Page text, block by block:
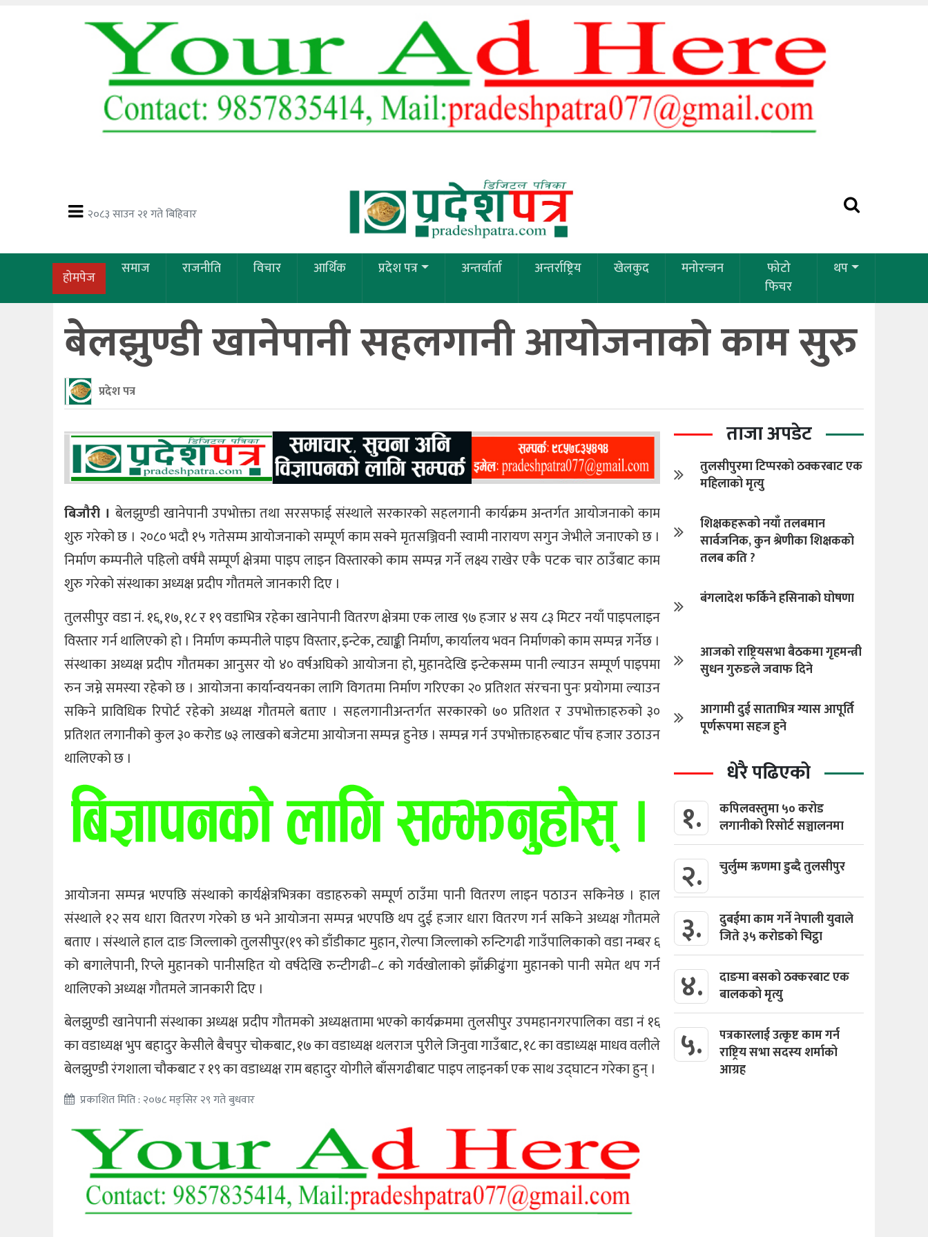
२०८३ साउन २१ गते बिहिवार
होमपेज समाज राजनीति विचार आर्थिक प्रदेश पत्र अन्तर्वार्ता अन्तर्राष्ट्रिय खेलकुद मनोरन्जन
फोटो
फिचर
थप
बेलझुण्डी खानेपानी सहलगानी आयोजनाको काम सुरु
प्रदेश पत्र
बिजौरी । बेलझुण्डी खानेपानी उपभोक्ता तथा सरसफाई संस्थाले सरकारको सहलगानी कार्यक्रम अन्तर्गत आयोजनाको काम
शुरु गरेको छ । २०८० भदौ १५ गतेसम्म आयोजनाको सम्पूर्ण काम सक्ने मृतसञ्जिवनी स्वामी नारायण सगुन जेभीले जनाएको छ ।
निर्माण कम्पनीले पहिलो वर्षमै सम्पूर्ण क्षेत्रमा पाइप लाइन विस्तारको काम सम्पन्न गर्ने लक्ष्य राखेर एकै पटक चार ठाउँबाट काम
शुरु गरेको संस्थाका अध्यक्ष प्रदीप गौतमले जानकारी दिए ।
तुलसीपुर वडा नं. १६, १७, १८ र १९ वडाभित्र रहेका खानेपानी वितरण क्षेत्रमा एक लाख ९७ हजार ४ सय ८३ मिटर नयाँ पाइपलाइन
विस्तार गर्न थालिएको हो । निर्माण कम्पनीले पाइप विस्तार, इन्टेक, ट्याङ्की निर्माण, कार्यालय भवन निर्माणको काम सम्पन्न गर्नेछ ।
संस्थाका अध्यक्ष प्रदीप गौतमका आनुसर यो ४० वर्षअघिको आयोजना हो, मुहानदेखि इन्टेकसम्म पानी ल्याउन सम्पूर्ण पाइपमा
रुन जम्ने समस्या रहेको छ । आयोजना कार्यान्वयनका लागि विगतमा निर्माण गरिएका २० प्रतिशत संरचना पुनः प्रयोगमा ल्याउन
सकिने प्राविधिक रिपोर्ट रहेको अध्यक्ष गौतमले बताए । सहलगानीअन्तर्गत सरकारको ७० प्रतिशत र उपभोक्ताहरुको ३०
प्रतिशत लगानीको कुल ३० करोड ७३ लाखको बजेटमा आयोजना सम्पन्न हुनेछ । सम्पन्न गर्न उपभोक्ताहरुबाट पाँच हजार उठाउन
थालिएको छ ।
आयोजना सम्पन्न भएपछि संस्थाको कार्यक्षेत्रभित्रका वडाहरुको सम्पूर्ण ठाउँमा पानी वितरण लाइन पठाउन सकिनेछ । हाल
संस्थाले १२ सय धारा वितरण गरेको छ भने आयोजना सम्पन्न भएपछि थप दुई हजार धारा वितरण गर्न सकिने अध्यक्ष गौतमले
बताए । संस्थाले हाल दाङ जिल्लाको तुलसीपुर(१९ को डाँडीकाट मुहान, रोल्पा जिल्लाको रुन्टिगढी गाउँपालिकाको वडा नम्बर ६
को बगालेपानी, रिप्ले मुहानको पानीसहित यो वर्षदेखि रुन्टीगढी–८ को गर्वखोलाको झाँक्रीढुंगा मुहानको पानी समेत थप गर्न
थालिएको अध्यक्ष गौतमले जानकारी दिए ।
बेलझुण्डी खानेपानी संस्थाका अध्यक्ष प्रदीप गौतमको अध्यक्षतामा भएको कार्यक्रममा तुलसीपुर उपमहानगरपालिका वडा नं १६
का वडाध्यक्ष भुप बहादुर केसीले बैचपुर चोकबाट, १७ का वडाध्यक्ष थलराज पुरीले जिनुवा गाउँबाट, १८ का वडाध्यक्ष माधव वलीले
बेलझुण्डी रंगशाला चौकबाट र १९ का वडाध्यक्ष राम बहादुर योगीले बाँसगढीबाट पाइप लाइनर्का एक साथ उद्घाटन गरेका हुन् ।
प्रकाशित मिति : २०७८ मङ्सिर २९ गते बुधवार
ताजा अपडेट
तुलसीपुरमा टिप्परको ठक्करबाट एक
महिलाको मृत्यु
शिक्षकहरूको नयाँ तलबमान
सार्वजनिक, कुन श्रेणीका शिक्षकको
तलब कति ?
बंगलादेश फर्किने हसिनाको घोषणा
आजको राष्ट्रियसभा बैठकमा गृहमन्त्री
सुधन गुरुङले जवाफ दिने
आगामी दुई साताभित्र ग्यास आपूर्ति
पूर्णरूपमा सहज हुने
धेरै पढिएको
१.
कपिलवस्तुमा ५० करोड
लगानीको रिसोर्ट सञ्चालनमा
२. चुर्लुम्म ऋणमा डुब्दै तुलसीपुर
३.
दुबईमा काम गर्ने नेपाली युवाले
जिते ३५ करोडको चिट्ठा
४.
दाङमा बसको ठक्करबाट एक
बालकको मृत्यु
५.
पत्रकारलाई उत्कृष्ट काम गर्न
राष्ट्रिय सभा सदस्य शर्माको
आग्रह